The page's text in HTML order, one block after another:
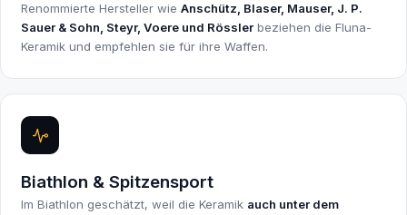
Renommierte Hersteller wieAnschütz, Blaser, Mauser, J. P.
Sauer & Sohn, Steyr, Voere und Rössler beziehen die Fluna-
Keramik und empfehlen sie für ihre Waffen.
Biathlon & Spitzensport
Im Biathlon geschätzt, weil die Keramik auch unter dem